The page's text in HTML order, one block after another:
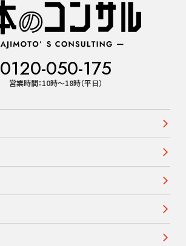
0120-050-175
営業時間：10時〜18時（平日）